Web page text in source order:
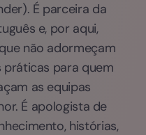
É parceira da
e, por aqui,
não adormeçam
práticas para quem
as equipas
É apologista de
histórias,